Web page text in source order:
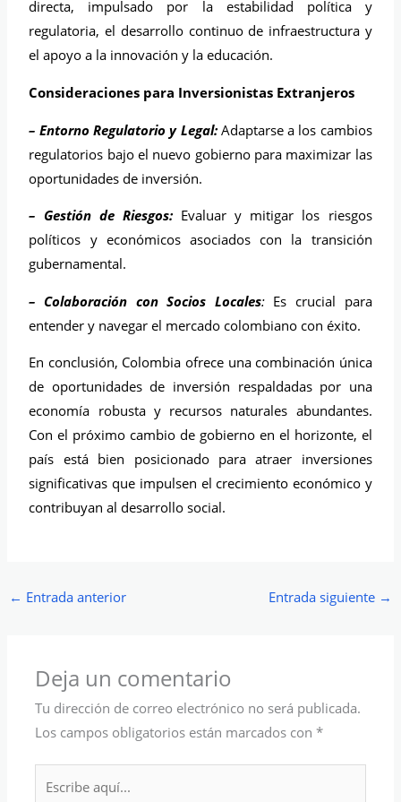
directa, impulsado por la estabilidad política y
regulatoria, el desarrollo continuo de infraestructura y
el apoyo a la innovación y la educación.
Consideraciones para Inversionistas Extranjeros
– Entorno Regulatorio y Legal:Adaptarse a los cambios
regulatorios bajo el nuevo gobierno para maximizar las
oportunidades de inversión.
– Gestión de Riesgos:Evaluar y mitigar los riesgos
políticos y económicos asociados con la transición
gubernamental.
– Colaboración con Socios Locales:Es crucial para
entender y navegar el mercado colombiano con éxito.
En conclusión, Colombia ofrece una combinación única
de oportunidades de inversión respaldadas por una
economía robusta y recursos naturales abundantes.
Con el próximo cambio de gobierno en el horizonte, el
país está bien posicionado para atraer inversiones
significativas que impulsen el crecimiento económico y
contribuyan al desarrollo social.
← Entrada anterior Entrada siguiente →
Deja un comentario
Tu dirección de correo electrónico no será publicada.
Los campos obligatorios están marcados con*